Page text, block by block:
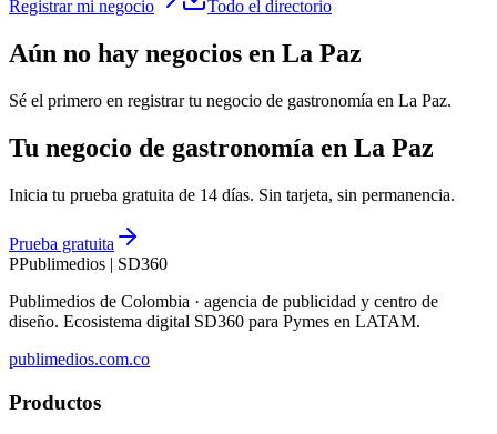
Registrar mi negocio Todo el directorio
Aún no hay negocios en La Paz
Sé el primero en registrar tu negocio de gastronomía en La Paz.
Tu negocio de gastronomía en La Paz
Inicia tu prueba gratuita de 14 días. Sin tarjeta, sin permanencia.
Prueba gratuita
PPublimedios | SD360
Publimedios de Colombia · agencia de publicidad y centro de
diseño. Ecosistema digital SD360 para Pymes en LATAM.
publimedios.com.co
Productos